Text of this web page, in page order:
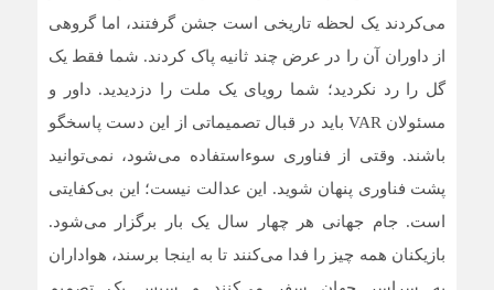
می‌کردند یک لحظه تاریخی است جشن گرفتند، اما گروهی
از داوران آن را در عرض چند ثانیه پاک کردند. شما فقط یک
گل را رد نکردید؛ شما رویای یک ملت را دزدیدید. داور و
مسئولان VAR باید در قبال تصمیماتی از این دست پاسخگو
باشند. وقتی از فناوری سوءاستفاده می‌شود، نمی‌توانید
پشت فناوری پنهان شوید. این عدالت نیست؛ این بی‌کفایتی
است. جام جهانی هر چهار سال یک بار برگزار می‌شود.
بازیکنان همه چیز را فدا می‌کنند تا به اینجا برسند، هواداران